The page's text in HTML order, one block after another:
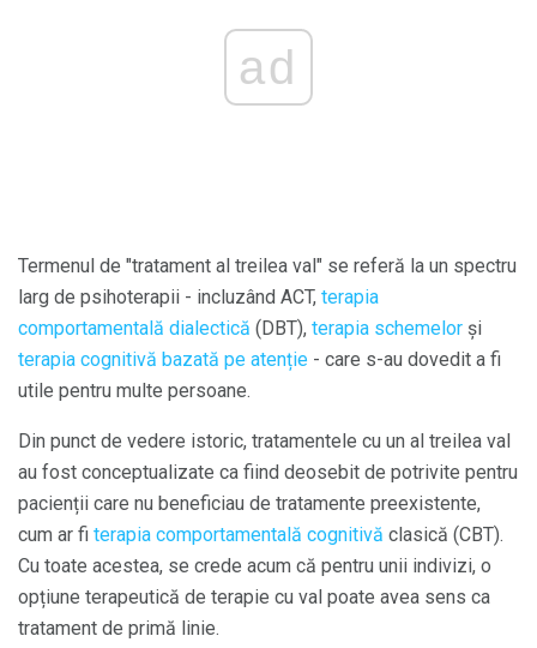
ad
Termenul de "tratament al treilea val" se referă la un spectru
larg de psihoterapii - incluzând ACT, terapia
comportamentală dialectică (DBT), terapia schemelor și
terapia cognitivă bazată pe atenție - care s-au dovedit a fi
utile pentru multe persoane.
Din punct de vedere istoric, tratamentele cu un al treilea val
au fost conceptualizate ca fiind deosebit de potrivite pentru
pacienții care nu beneficiau de tratamente preexistente,
cum ar fi terapia comportamentală cognitivă clasică (CBT).
Cu toate acestea, se crede acum că pentru unii indivizi, o
opțiune terapeutică de terapie cu val poate avea sens ca
tratament de primă linie.